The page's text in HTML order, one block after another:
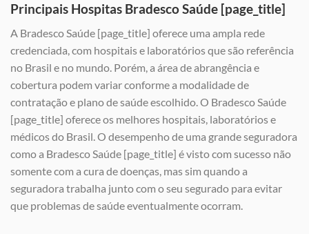
Principais Hospitas Bradesco Saúde [page_title]
A Bradesco Saúde [page_title] oferece uma ampla rede
credenciada, com hospitais e laboratórios que são referência
no Brasil e no mundo. Porém, a área de abrangência e
cobertura podem variar conforme a modalidade de
contratação e plano de saúde escolhido. O Bradesco Saúde
[page_title] oferece os melhores hospitais, laboratórios e
médicos do Brasil. O desempenho de uma grande seguradora
como a Bradesco Saúde [page_title] é visto com sucesso não
somente com a cura de doenças, mas sim quando a
seguradora trabalha junto com o seu segurado para evitar
que problemas de saúde eventualmente ocorram.